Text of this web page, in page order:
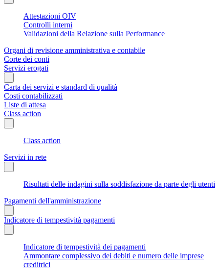
Attestazioni OIV
Controlli interni
Validazioni della Relazione sulla Performance
Organi di revisione amministrativa e contabile
Corte dei conti
Servizi erogati
Carta dei servizi e standard di qualità
Costi contabilizzati
Liste di attesa
Class action
Class action
Servizi in rete
Risultati delle indagini sulla soddisfazione da parte degli utenti
Pagamenti dell'amministrazione
Indicatore di tempestività pagamenti
Indicatore di tempestività dei pagamenti
Ammontare complessivo dei debiti e numero delle imprese
creditrici